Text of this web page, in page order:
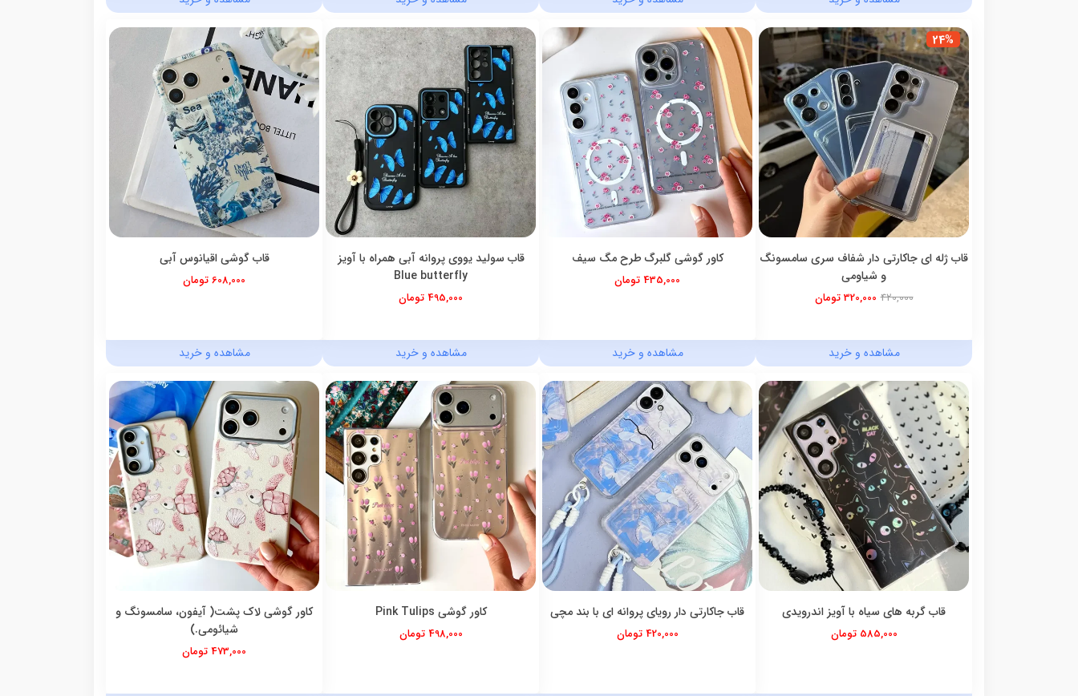
24%
قاب ژله ای جاکارتی دار شفاف سری سامسونگ
و شیاومی
420,000 320,000 تومان
مشاهده و خرید
کاور گوشی گلبرگ طرح مگ سیف
435,000 تومان
مشاهده و خرید
قاب سولید یووی پروانه آبی همراه با آویز
Blue butterfly
495,000 تومان
مشاهده و خرید
قاب گوشی اقیانوس آبی
608,000 تومان
مشاهده و خرید
قاب گربه های سیاه با آویز اندرویدی
585,000 تومان
قاب جاکارتی دار رویای پروانه ای با بند مچی
420,000 تومان
کاور گوشی Pink Tulips
498,000 تومان
کاور گوشی لاک پشت( آیفون، سامسونگ و
شیائومی.)
473,000 تومان